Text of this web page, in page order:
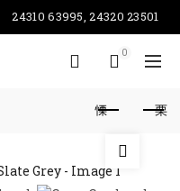
24310 63995, 24320 23501
0